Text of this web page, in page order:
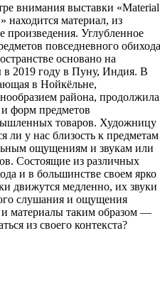
внимания выставки «Material
находится материал, из
произведения. Углубленное
повседневного
основано на
в 2019 году в Пуну, Индия. В
в Нойкёльне,
района, продолжила
и форм предметов
товаров. Художницу
ли у нас близость к предметам
ощущениям и звукам или
Состоящие из различных
и в большинстве своем ярко
движутся медленно, их звуки
слушания и ощущения
материалы таким образом —
из своего контекста?